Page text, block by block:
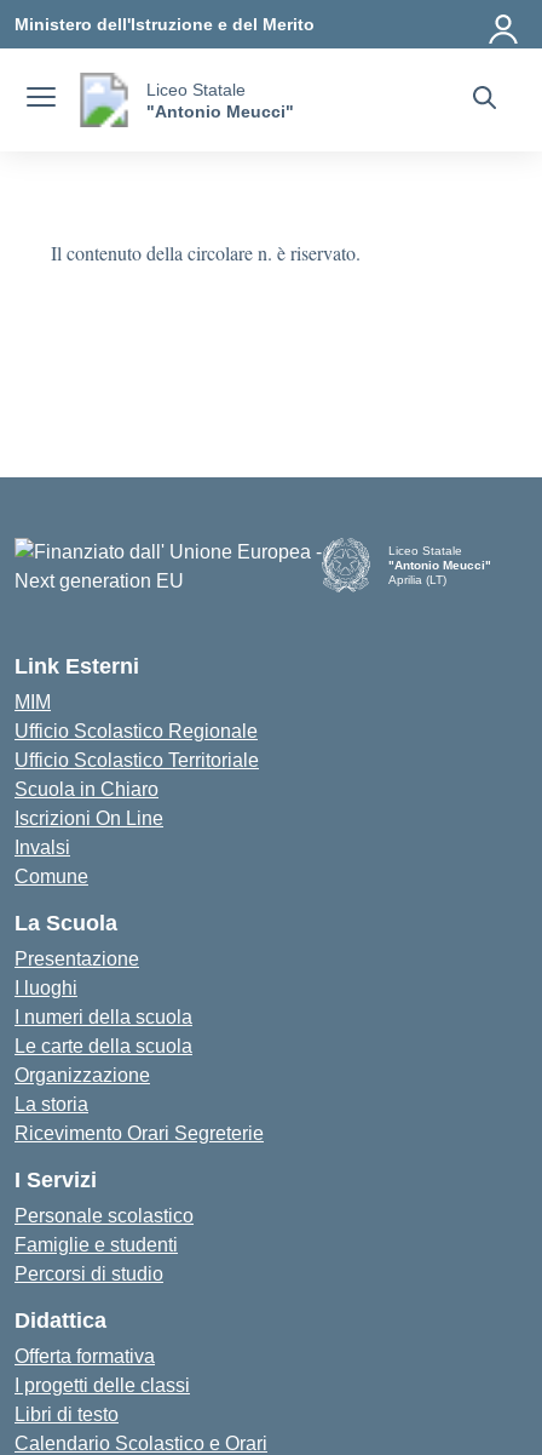
Ministero dell'Istruzione e del Merito
Liceo Statale
"Antonio Meucci"
Il contenuto della circolare n. è riservato.
Liceo Statale
"Antonio Meucci"
Aprilia (LT)
Link Esterni
MIM
Ufficio Scolastico Regionale
Ufficio Scolastico Territoriale
Scuola in Chiaro
Iscrizioni On Line
Invalsi
Comune
La Scuola
Presentazione
I luoghi
I numeri della scuola
Le carte della scuola
Organizzazione
La storia
Ricevimento Orari Segreterie
I Servizi
Personale scolastico
Famiglie e studenti
Percorsi di studio
Didattica
Offerta formativa
I progetti delle classi
Libri di testo
Calendario Scolastico e Orari